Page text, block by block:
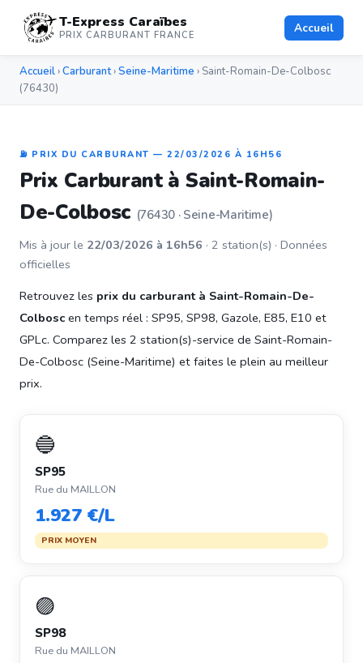
T-Express Caraïbes
PRIX CARBURANT FRANCE Accueil
Accueil ›Carburant›Seine-Maritime › Saint-Romain-De-Colbosc
(76430)
⛽ PRIX DU CARBURANT — 22/03/2026 À 16H56
Prix Carburant à Saint-Romain-
De-Colbosc (76430 · Seine-Maritime)
Mis à jour le 22/03/2026 à 16h56 · 2 station(s) · Données
officielles
Retrouvez les prix du carburant à Saint-Romain-De-
Colbosc en temps réel : SP95, SP98, Gazole, E85, E10 et
GPLc. Comparez les 2 station(s)-service de Saint-Romain-
De-Colbosc (Seine-Maritime) et faites le plein au meilleur
prix.
🔵
SP95
Rue du MAILLON
1.927 €/L
PRIX MOYEN
🟣
SP98
Rue du MAILLON